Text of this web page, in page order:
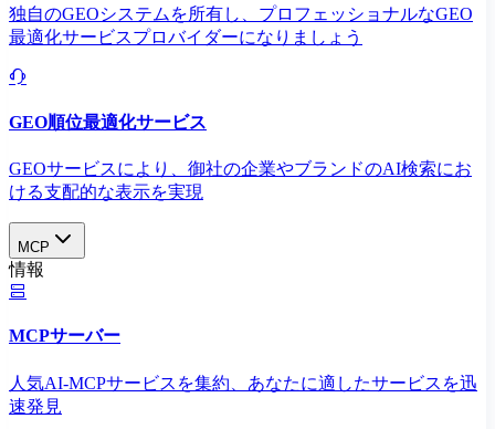
独自のGEOシステムを所有し、プロフェッショナルなGEO
最適化サービスプロバイダーになりましょう
GEO順位最適化サービス
GEOサービスにより、御社の企業やブランドのAI検索にお
ける支配的な表示を実現​
MCP
情報
MCPサーバー
人気AI-MCPサービスを集約、あなたに適したサービスを迅
速発見